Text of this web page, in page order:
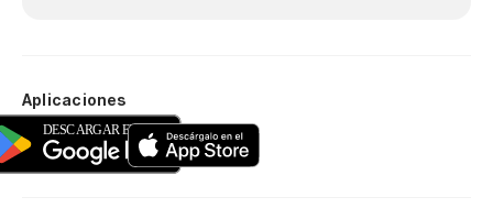
Aplicaciones